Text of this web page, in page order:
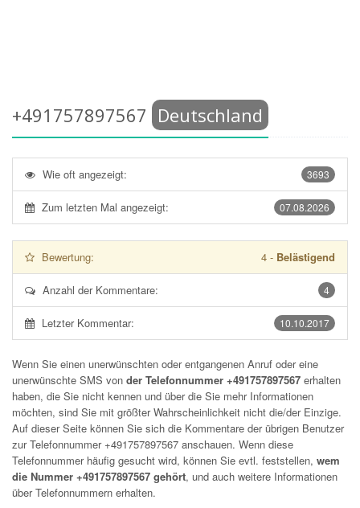
+491757897567 Deutschland
3693
Wie oft angezeigt:
07.08.2026
Zum letzten Mal angezeigt:
Bewertung: 4 - Belästigend
4
Anzahl der Kommentare:
10.10.2017
Letzter Kommentar:
Wenn Sie einen unerwünschten oder entgangenen Anruf oder eine
unerwünschte SMS von der Telefonnummer +491757897567 erhalten
haben, die Sie nicht kennen und über die Sie mehr Informationen
möchten, sind Sie mit größter Wahrscheinlichkeit nicht die/der Einzige.
Auf dieser Seite können Sie sich die Kommentare der übrigen Benutzer
zur Telefonnummer +491757897567 anschauen. Wenn diese
Telefonnummer häufig gesucht wird, können Sie evtl. feststellen, wem
die Nummer +491757897567 gehört, und auch weitere Informationen
über Telefonnummern erhalten.